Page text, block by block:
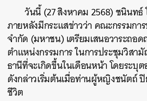
วันนี้ (27 สิงหาคม 2568) ชนินท
ภายหลังมีกระแสข่าวว่า คณะกรรมกา
จำกัด (มหาชน) เตรียมเสนอวาระถอ
ตำแหน่งกรรมการ ในการประชุมวิส
ธานีที่จะเกิดขึ้นในเดือนหน้า โดยระบุ
ดังกล่าวเริ่มต้นเมื่อท่านผู้หญิงชนัตถ์ ปิ
ชีวิต